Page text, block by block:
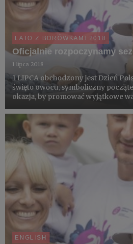
LATO Z BORÓWKAMI 2018
Oficjalnie rozpoczynamy
1 lipca 2018
1 LIPCA obchodzony jest Dzień
święto owocu, symboliczny
okazja, by promować wyjątkowe
na całym świecie. Jest to
ze w...
ENGLISH